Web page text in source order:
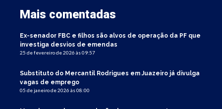
Mais comentadas
Ex-senador FBC e filhos são alvos de operação da PF que
investiga desvios de emendas
25 de fevereiro de 2026 às 09:57
Substituto do Mercantil Rodrigues em Juazeiro já divulga
vagas de emprego
05 de janeiro de 2026 às 08:00